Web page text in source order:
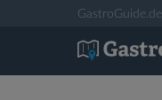
GastroGuide.de